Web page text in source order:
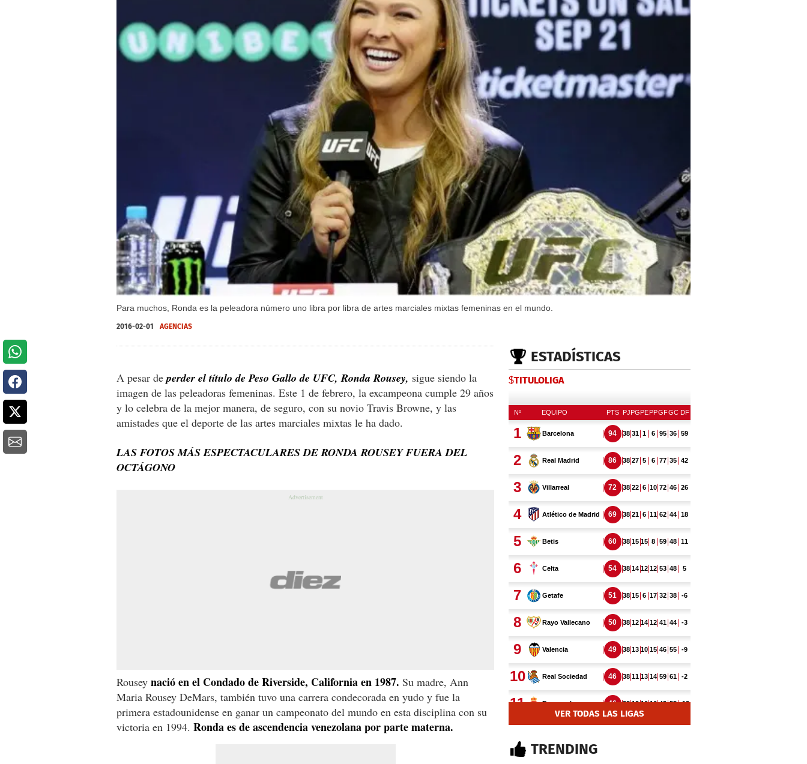
Para muchos, Ronda es la peleadora número uno libra por libra de artes marciales mixtas femeninas en el mundo.
2016-02-01 AGENCIAS
A pesar deperder el título de Peso Gallo de UFC, Ronda Rousey, sigue siendo la
imagen de las peleadoras femeninas. Este 1 de febrero, la excampeona cumple 29 años
y lo celebra de la mejor manera, de seguro, con su novio Travis Browne, y las
amistades que el deporte de las artes marciales mixtas le ha dado.
LAS FOTOS MÁS ESPECTACULARES DE RONDA ROUSEY FUERA DEL
OCTÁGONO
Rousey nació en el Condado de Riverside, California en 1987. Su madre, Ann
Maria Rousey DeMars, también tuvo una carrera condecorada en yudo y fue la
primera estadounidense en ganar un campeonato del mundo en esta disciplina con su
victoria en 1994. Ronda es de ascendencia venezolana por parte materna.
ESTADÍSTICAS
$TITULOLIGA
VER TODAS LAS LIGAS
TRENDING